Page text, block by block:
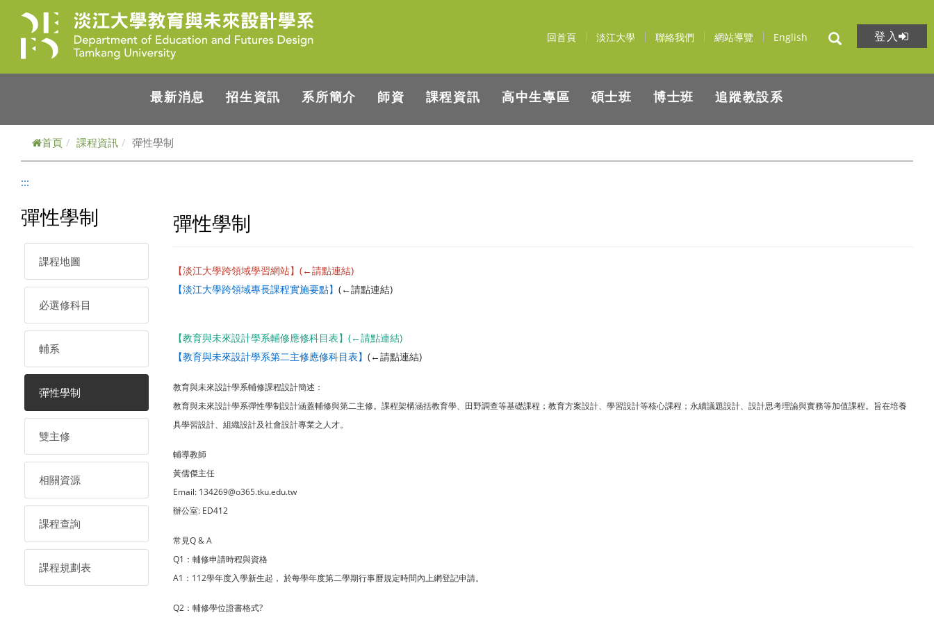
跳到主要內容
登入
回首頁 淡江大學 聯絡我們 網站導覽 English
最新消息 招生資訊 系所簡介 師資 課程資訊 高中生專區 碩士班 博士班 追蹤教設系
首頁 課程資訊 彈性學制
:::
彈性學制
課程地圖
必選修科目
輔系
彈性學制
雙主修
相關資源
課程查詢
課程規劃表
彈性學制
【淡江大學跨領域學習網站】 (←請點連結)
【淡江大學跨領域專長課程實施要點】 (←請點連結)
【教育與未來設計學系輔修應修科目表】 (←請點連結)
【教育與未來設計學系第二主修應修科目表】 (←請點連結)
教育與未來設計學系輔修課程設計簡述：
教育與未來設計學系彈性學制設計涵蓋輔修與第二主修。課程架構涵括教育學、田野調查等基礎課程；教育方案設計、學習設計等核心課程；永續議題設計、設計思考理論與實務等加值課程。旨在培養
具學習設計、組織設計及社會設計專業之人才。
輔導教師
黃儒傑主任
Email: 134269@o365.tku.edu.tw
辦公室: ED412
常見Q & A
Q1：輔修申請時程與資格
A1：112學年度入學新生起， 於每學年度第二學期行事曆規定時間內上網登記申請。
Q2：輔修學位證書格式?